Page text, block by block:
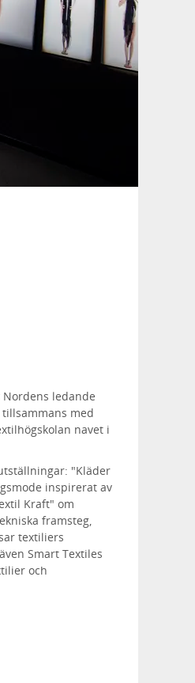
ledande
med
navet i
"Kläder
inspirerat av
Kraft" om
framsteg,
textiliers
Smart Textiles
och